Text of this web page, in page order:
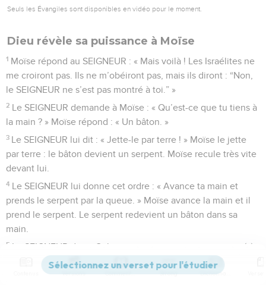
Seuls les Évangiles sont disponibles en vidéo pour le moment.
Dieu révèle sa puissance à Moïse
1 Moïse répond au SEIGNEUR : « Mais voilà ! Les Israélites ne
me croiront pas. Ils ne m’obéiront pas, mais ils diront : “Non,
le SEIGNEUR ne s’est pas montré à toi.” »
2 Le SEIGNEUR demande à Moïse : « Qu’est-ce que tu tiens à
la main ? » Moïse répond : « Un bâton. »
3 Le SEIGNEUR lui dit : « Jette-le par terre ! » Moïse le jette
par terre : le bâton devient un serpent. Moïse recule très vite
devant lui.
4 Le SEIGNEUR lui donne cet ordre : « Avance ta main et
prends le serpent par la queue. » Moïse avance la main et il
prend le serpent. Le serpent redevient un bâton dans sa
main.
5 Le SEIGNEUR dit : « Cela prouvera que je me suis montré à
toi, moi, le SEIGNEUR, le Dieu de leurs ancêtres, le Dieu
d’Abraham, le Dieu d’Isaac et le Dieu de Jacob. »
Versions Commentaires Strong